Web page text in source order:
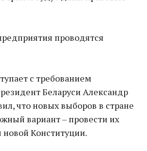
проводятся
с требованием
Беларуси Александр
что новых выборов в стране
вариант – провести их
новой Конституции.